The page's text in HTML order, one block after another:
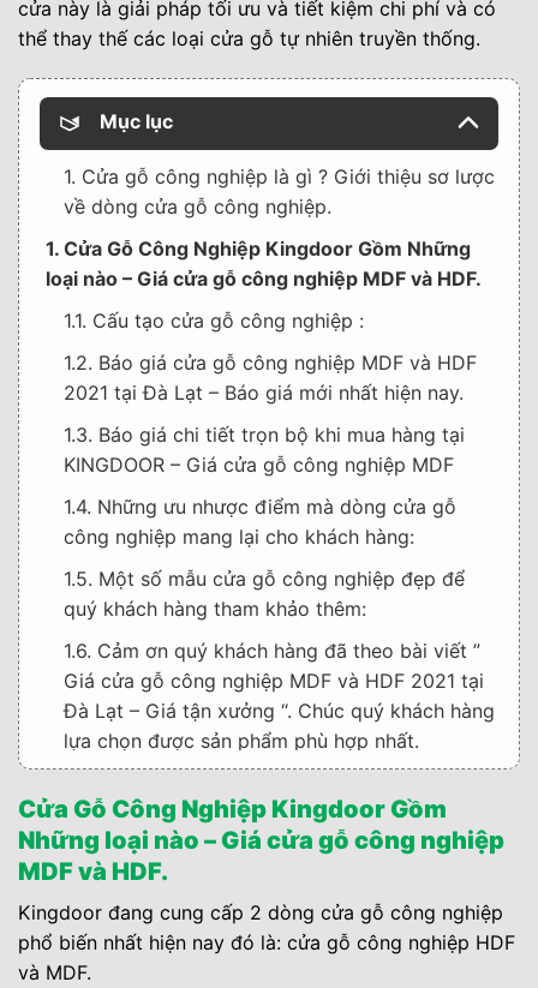
cửa này là giải pháp tối ưu và tiết kiệm chi phí và có
thể thay thế các loại cửa gỗ tự nhiên truyền thống.
Mục lục
1. Cửa gỗ công nghiệp là gì ? Giới thiệu sơ lược
về dòng cửa gỗ công nghiệp.
1. Cửa Gỗ Công Nghiệp Kingdoor Gồm Những
loại nào – Giá cửa gỗ công nghiệp MDF và HDF.
1.1. Cấu tạo cửa gỗ công nghiệp :
1.2. Báo giá cửa gỗ công nghiệp MDF và HDF
2021 tại Đà Lạt – Báo giá mới nhất hiện nay.
1.3. Báo giá chi tiết trọn bộ khi mua hàng tại
KINGDOOR – Giá cửa gỗ công nghiệp MDF
1.4. Những ưu nhược điểm mà dòng cửa gỗ
công nghiệp mang lại cho khách hàng:
1.5. Một số mẫu cửa gỗ công nghiệp đẹp để
quý khách hàng tham khảo thêm:
1.6. Cảm ơn quý khách hàng đã theo bài viết ”
Giá cửa gỗ công nghiệp MDF và HDF 2021 tại
Đà Lạt – Giá tận xưởng “. Chúc quý khách hàng
lựa chọn được sản phẩm phù hợp nhất.
Cửa Gỗ Công Nghiệp Kingdoor Gồm
Những loại nào – Giá cửa gỗ công nghiệp
MDF và HDF.
Kingdoor đang cung cấp 2 dòng cửa gỗ công nghiệp
phổ biến nhất hiện nay đó là: cửa gỗ công nghiệp HDF
và MDF.